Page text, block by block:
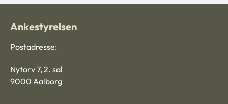
Ankestyrelsen
Postadresse:
Nytorv 7, 2. sal
9000 Aalborg